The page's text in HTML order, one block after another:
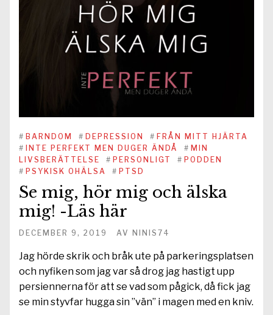
# BARNDOM # DEPRESSION # FRÅN MITT HJÄRTA
#
INTE PERFEKT MEN DUGER ÄNDÅ # MIN
LIVSBERÄTTELSE
# PERSONLIGT # PODDEN
# PSYKISK OHÄLSA # PTSD
Se mig, hör mig och älska
mig! -Läs här
DECEMBER 9, 2019 AV NINIS74
Jag hörde skrik och bråk ute på parkeringsplatsen
och nyfiken som jag var så drog jag hastigt upp
persiennerna för att se vad som pågick, då fick jag
se min styvfar hugga sin ”vän” i magen med en kniv.